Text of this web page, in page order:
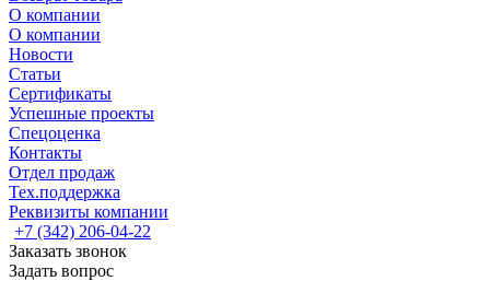
О компании
О компании
Новости
Статьи
Сертификаты
Успешные проекты
Спецоценка
Контакты
Отдел продаж
Тех.поддержка
Реквизиты компании
+7 (342) 206-04-22
Заказать звонок
Задать вопрос